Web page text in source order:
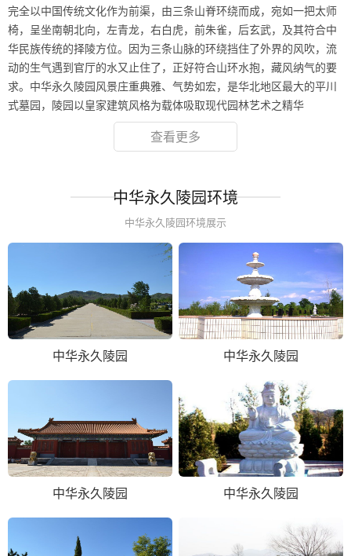
完全以中国传统文化作为前渠，由三条山脊环绕而成，宛如一把太师
椅，呈坐南朝北向，左青龙，右白虎，前朱雀，后玄武，及其符合中
华民族传统的择陵方位。因为三条山脉的环绕挡住了外界的风吹，流
动的生气遇到官厅的水又止住了，正好符合山环水抱，藏风纳气的要
求。中华永久陵园风景庄重典雅、气势如宏，是华北地区最大的平川
式墓园，陵园以皇家建筑风格为载体吸取现代园林艺术之精华
查看更多
中华永久陵园环境
中华永久陵园环境展示
中华永久陵园 中华永久陵园
中华永久陵园 中华永久陵园